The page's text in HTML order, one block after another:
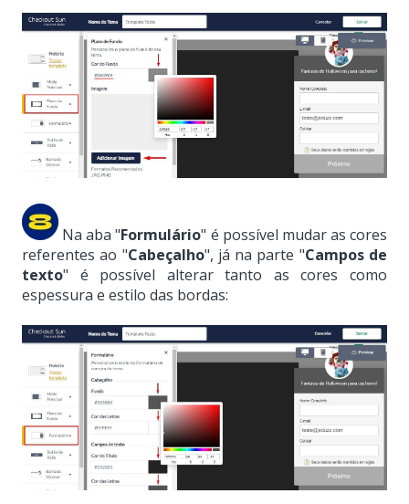
Na aba "Formulário" é possível mudar as cores
referentes ao "Cabeçalho", já na parte "Campos de
texto" é possível alterar tanto as cores como
espessura e estilo das bordas: